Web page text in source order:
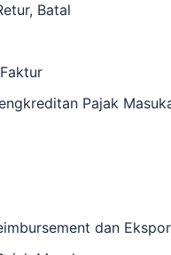
Batal
Pajak
dan